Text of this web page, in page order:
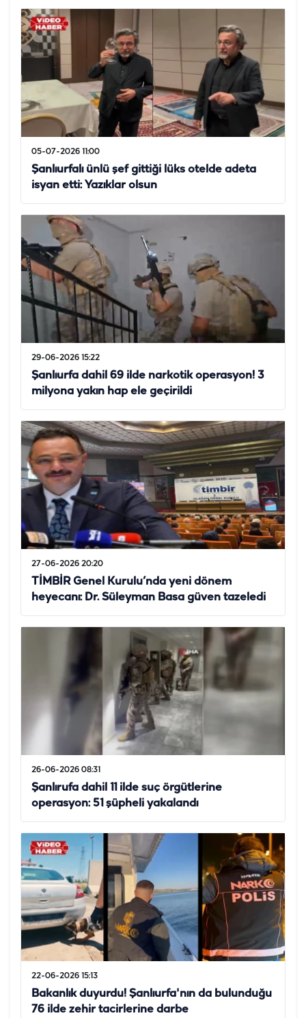
05-07-2026 11:00
Şanlıurfalı ünlü şef gittiği lüks otelde adeta
isyan etti: Yazıklar olsun
29-06-2026 15:22
Şanlıurfa dahil 69 ilde narkotik operasyon! 3
milyona yakın hap ele geçirildi
27-06-2026 20:20
TİMBİR Genel Kurulu’nda yeni dönem
heyecanı: Dr. Süleyman Basa güven tazeledi
26-06-2026 08:31
Şanlırufa dahil 11 ilde suç örgütlerine
operasyon: 51 şüpheli yakalandı
22-06-2026 15:13
Bakanlık duyurdu! Şanlıurfa'nın da bulunduğu
76 ilde zehir tacirlerine darbe